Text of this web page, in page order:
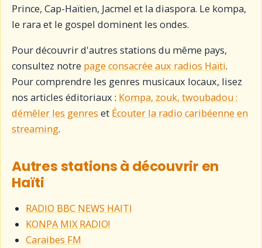
Prince, Cap-Haïtien, Jacmel et la diaspora. Le kompa,
le rara et le gospel dominent les ondes.
Pour découvrir d'autres stations du même pays,
consultez notre page consacrée aux radios Haïti.
Pour comprendre les genres musicaux locaux, lisez
nos articles éditoriaux : Kompa, zouk, twoubadou :
démêler les genres et Écouter la radio caribéenne en
streaming.
Autres stations à découvrir en
Haïti
RADIO BBC NEWS HAITI
KONPA MIX RADIO!
Caraibes FM